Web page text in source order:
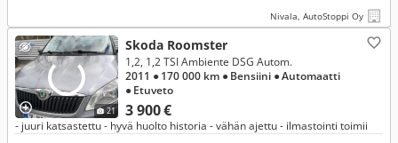
Nivala, AutoStoppi Oy
21
Skoda Roomster
3 900 €
1,2, 1,2 TSI Ambiente DSG Autom.
2011 ● 170 000 km ● Bensiini ● Automaatti
● Etuveto
- juuri katsastettu - hyvä huolto historia - vähän ajettu - ilmastointi toimii